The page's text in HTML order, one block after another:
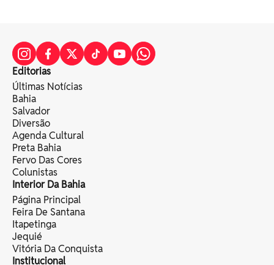
Editorias
Últimas Notícias
Bahia
Salvador
Diversão
Agenda Cultural
Preta Bahia
Fervo Das Cores
Colunistas
Interior Da Bahia
Página Principal
Feira De Santana
Itapetinga
Jequié
Vitória Da Conquista
Institucional